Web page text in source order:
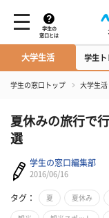
学生の
窓口とは
大学生活 学生ト
学生の窓口トップ 大学生活
夏休みの旅行で
選
学生の窓口編集部
2016/06/16
タグ： 夏 夏休み